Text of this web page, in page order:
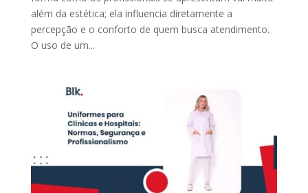
além da estética; ela influencia diretamente a
percepção e o conforto de quem busca atendimento.
O uso de um...